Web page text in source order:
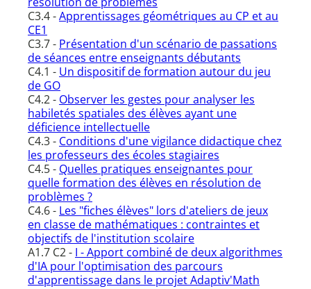
C3.4 -Apprentissages géométriques au CP et au
CE1
C3.7 - Présentation d'un scénario de passations
de séances entre enseignants débutants
C4.1 - Un dispositif de formation autour du jeu
de GO
C4.2 - Observer les gestes pour analyser les
habiletés spatiales des élèves ayant une
déficience intellectuelle
C4.3 - Conditions d'une vigilance didactique chez
les professeurs des écoles stagiaires
C4.5 - Quelles pratiques enseignantes pour
quelle formation des élèves en résolution de
problèmes ?
C4.6 - Les "fiches élèves" lors d'ateliers de jeux
en classe de mathématiques : contraintes et
objectifs de l'institution scolaire
A1.7 C2 - I - Apport combiné de deux algorithmes
d'IA pour l'optimisation des parcours
d'apprentissage dans le projet Adaptiv'Math